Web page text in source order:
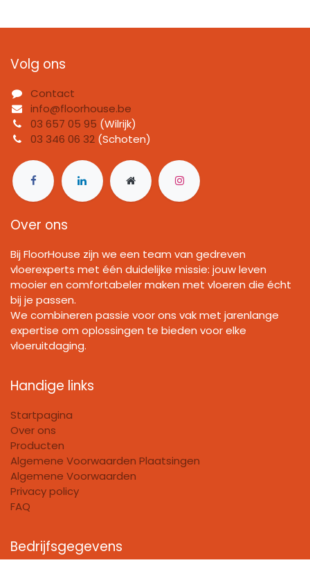
Volg ons
Contact
info@floorhouse.be
03 657 05 95 (Wilrijk)
03 346 06 32 (Schoten)
Over ons
Bij FloorHouse zijn we een team van gedreven
vloerexperts met één duidelijke missie: jouw leven
mooier en comfortabeler maken met vloeren die écht
bij je passen.
We combineren passie voor ons vak met jarenlange
expertise om oplossingen te bieden voor elke
vloeruitdaging.
Handige links
Startpagina
Over ons
Producten
Algemene Voorwaarden Plaatsingen
Algemene Voorwaarden
Privacy policy
FAQ
Bedrijfsgegevens